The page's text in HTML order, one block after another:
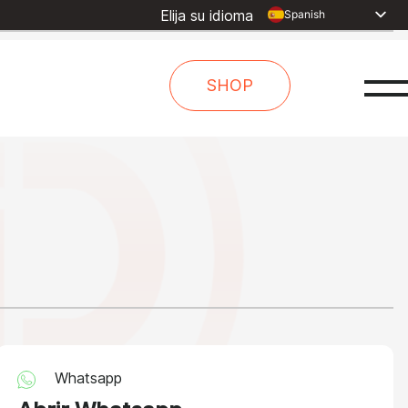
Elija su idioma Spanish
Dutch
SHOP
Whatsapp